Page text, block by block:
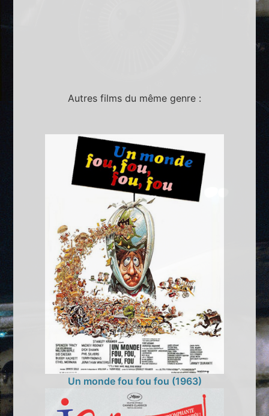
Autres films du même genre :
Un monde fou fou fou (1963)